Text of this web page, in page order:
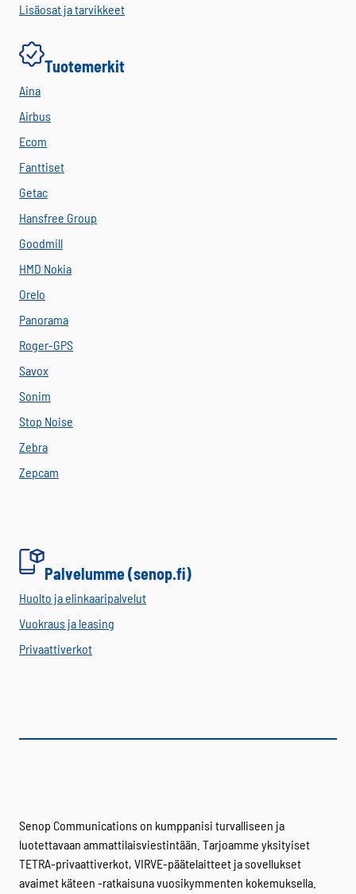
Lisäosat ja tarvikkeet
Tuotemerkit
Aina
Airbus
Ecom
Fanttiset
Getac
Hansfree Group
Goodmill
HMD Nokia
Orelo
Panorama
Roger-GPS
Savox
Sonim
Stop Noise
Zebra
Zepcam
Palvelumme (senop.fi)
Huolto ja elinkaaripalvelut
Vuokraus ja leasing
Privaattiverkot
Senop Communications on kumppanisi turvalliseen ja
luotettavaan ammattilaisviestintään. Tarjoamme yksityiset
TETRA-privaattiverkot, VIRVE-päätelaitteet ja sovellukset
avaimet käteen -ratkaisuna vuosikymmenten kokemuksella.